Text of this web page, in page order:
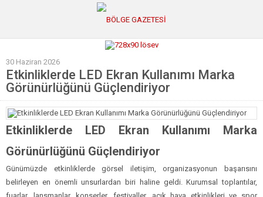
GÜNCEL
POLİTİKA
Polis & Adliye
SPOR
EKONOMİ
YAZARLAR
Sağlık & Yaşam
30 Haziran 2026
Etkinliklerde LED Ekran Kullanımı Marka
Görünürlüğünü Güçlendiriyor
Etkinliklerde LED Ekran Kullanımı Marka
Görünürlüğünü Güçlendiriyor
Günümüzde etkinliklerde görsel iletişim, organizasyonun başarısını
belirleyen en önemli unsurlardan biri haline geldi. Kurumsal toplantılar,